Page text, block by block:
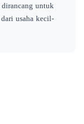
untuk
usaha kecil-